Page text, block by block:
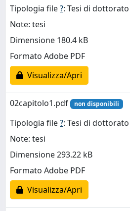
Tipologia file?: Tesi di dottorato
Note: tesi
Dimensione 180.4 kB
Formato Adobe PDF
Visualizza/Apri
02capitolo1.pdf non disponibili
Tipologia file?: Tesi di dottorato
Note: tesi
Dimensione 293.22 kB
Formato Adobe PDF
Visualizza/Apri